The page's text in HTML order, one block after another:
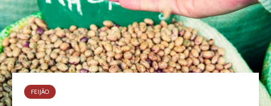
FEIJÃO